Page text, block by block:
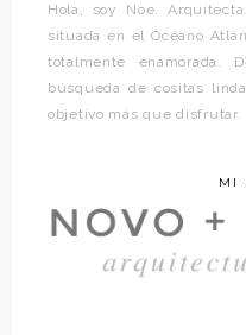
Hola, soy Noe.
situada en el Océano
totalmente enamorada.
búsqueda de cositas
objetivo más que disfrutar.
MI